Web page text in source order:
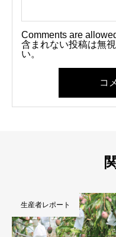
Comments are
含まれない投稿は無
い。
コ
生産者レポート